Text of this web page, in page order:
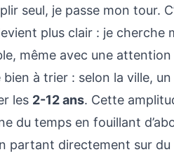
seul, je passe mon tour.
plus clair : je cherche
même avec une
bien à trier : selon la ville,
les 2-12 ans. Cette
du temps en fouillant
partant directement sur du